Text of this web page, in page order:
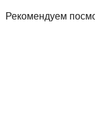
Рекомендуем